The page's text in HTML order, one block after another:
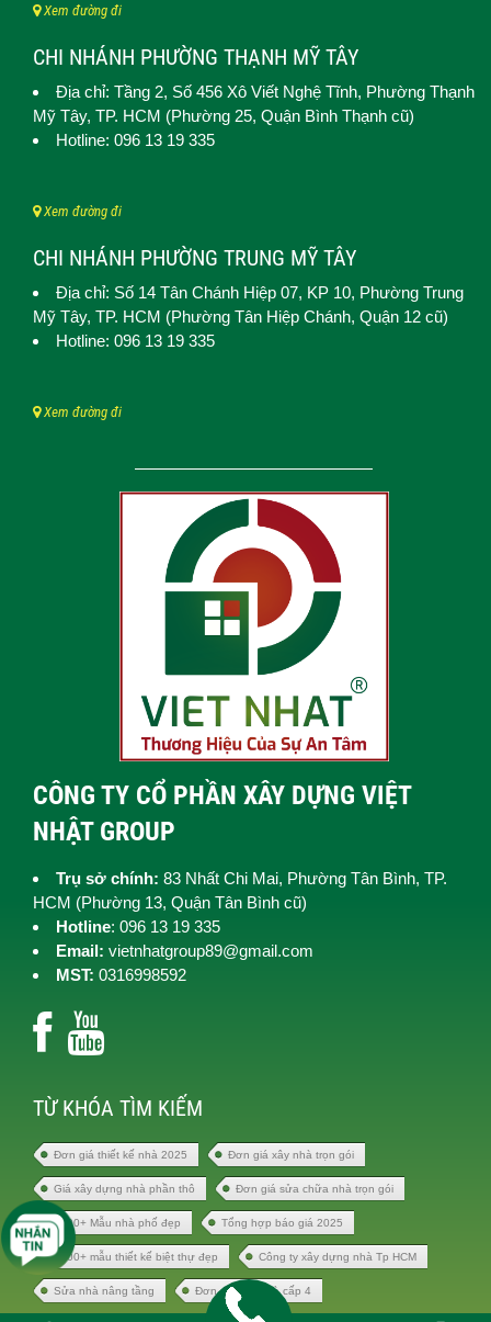
Xem đường đi
CHI NHÁNH PHƯỜNG THẠNH MỸ TÂY
Địa chỉ: Tầng 2, Số 456 Xô Viết Nghệ Tĩnh, Phường Thạnh
Mỹ Tây, TP. HCM (Phường 25, Quận Bình Thạnh cũ)
Hotline: 096 13 19 335
Xem đường đi
CHI NHÁNH PHƯỜNG TRUNG MỸ TÂY
Địa chỉ: Số 14 Tân Chánh Hiệp 07, KP 10, Phường Trung
Mỹ Tây, TP. HCM (Phường Tân Hiệp Chánh, Quận 12 cũ)
Hotline: 096 13 19 335
Xem đường đi
CÔNG TY CỔ PHẦN XÂY DỰNG VIỆT
NHẬT GROUP
Trụ sở chính: 83 Nhất Chi Mai, Phường Tân Bình, TP.
HCM (Phường 13, Quận Tân Bình cũ)
Hotline: 096 13 19 335
Email: vietnhatgroup89@gmail.com
MST: 0316998592
TỪ KHÓA TÌM KIẾM
Đơn giá thiết kế nhà 2025 Đơn giá xây nhà trọn gói
Giá xây dựng nhà phần thô Đơn giá sửa chữa nhà trọn gói
1000+ Mẫu nhà phố đẹp Tổng hợp báo giá 2025
1000+ mẫu thiết kế biệt thự đẹp Công ty xây dựng nhà Tp HCM
Sửa nhà nâng tầng Đơn giá xây nhà cấp 4